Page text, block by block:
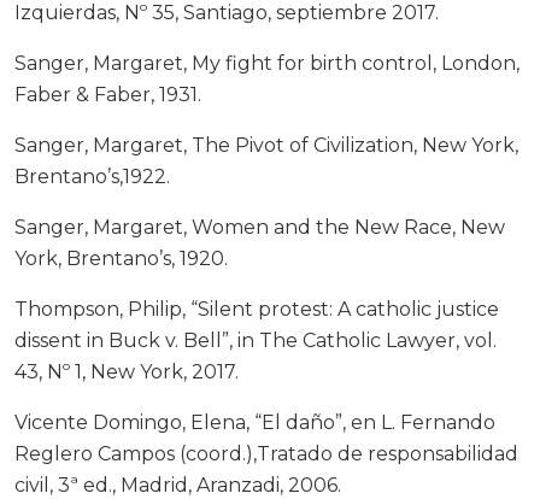
Izquierdas, Nº 35, Santiago, septiembre 2017.
Sanger, Margaret, My fight for birth control, London,
Faber & Faber, 1931.
Sanger, Margaret, The Pivot of Civilization, New York,
Brentano’s,1922.
Sanger, Margaret, Women and the New Race, New
York, Brentano’s, 1920.
Thompson, Philip, “Silent protest: A catholic justice
dissent in Buck v. Bell”, in The Catholic Lawyer, vol.
43, Nº 1, New York, 2017.
Vicente Domingo, Elena, “El daño”, en L. Fernando
Reglero Campos (coord.),Tratado de responsabilidad
civil, 3ª ed., Madrid, Aranzadi, 2006.